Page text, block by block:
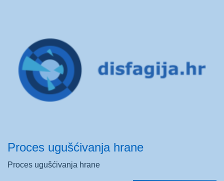
Proces ugušćivanja hrane
Proces ugušćivanja hrane